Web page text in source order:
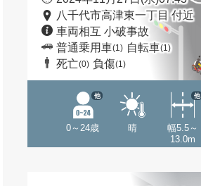
八千代市高津東一丁目 付近
車両相互 小破事故
普通乗用車(1) 自転車(1)
死亡(0) 負傷(1)
0～24歳
他
晴
幅5.5～
13.0m
他